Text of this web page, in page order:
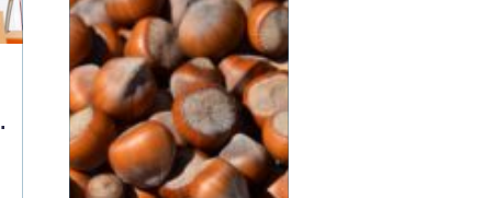
dukker ofte op i nye
boliger, renoverede
lejligheder og
parcelhuse, hvor de
langsomt breder sig fra
rum til rum. Mang...